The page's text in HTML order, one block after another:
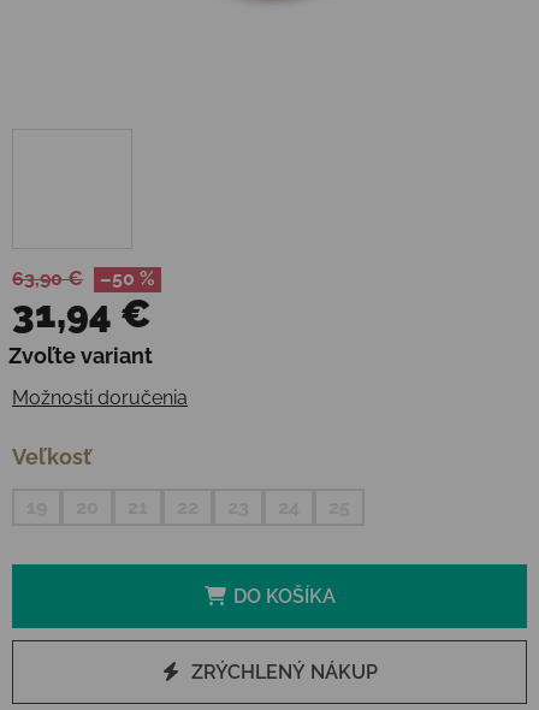
63,90 € –50 %
31,94 €
Jednotková cena:
Zvoľte variant
Možnosti doručenia
Veľkosť
DO KOŠÍKA
ZRÝCHLENÝ NÁKUP